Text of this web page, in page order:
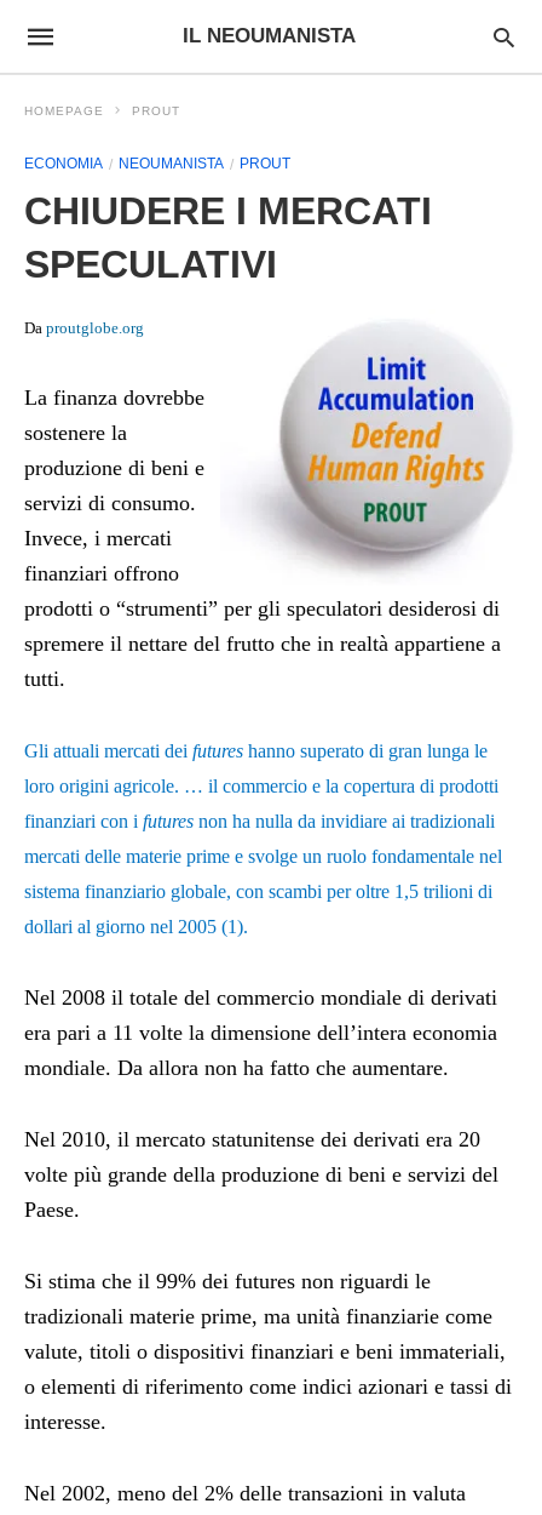
IL NEOUMANISTA
HOMEPAGE PROUT
ECONOMIA NEOUMANISTA PROUT
CHIUDERE I MERCATI
SPECULATIVI
Da proutglobe.org
La finanza dovrebbe
sostenere la
produzione di beni e
servizi di consumo.
Invece, i mercati
finanziari offrono
prodotti o “strumenti” per gli speculatori desiderosi di
spremere il nettare del frutto che in realtà appartiene a
tutti.
Gli attuali mercati dei futures hanno superato di gran lunga le
loro origini agricole. … il commercio e la copertura di prodotti
finanziari con i futures non ha nulla da invidiare ai tradizionali
mercati delle materie prime e svolge un ruolo fondamentale nel
sistema finanziario globale, con scambi per oltre 1,5 trilioni di
dollari al giorno nel 2005 (1).
Nel 2008 il totale del commercio mondiale di derivati
era pari a 11 volte la dimensione dell’intera economia
mondiale. Da allora non ha fatto che aumentare.
Nel 2010, il mercato statunitense dei derivati era 20
volte più grande della produzione di beni e servizi del
Paese.
Si stima che il 99% dei futures non riguardi le
tradizionali materie prime, ma unità finanziarie come
valute, titoli o dispositivi finanziari e beni immateriali,
o elementi di riferimento come indici azionari e tassi di
interesse.
Nel 2002, meno del 2% delle transazioni in valuta